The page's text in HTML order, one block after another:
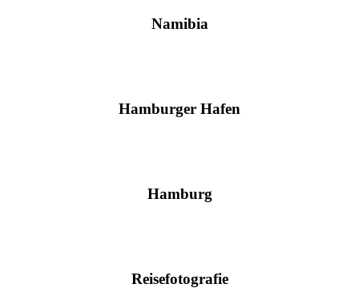
Namibia
Hamburger Hafen
Hamburg
Reisefotografie